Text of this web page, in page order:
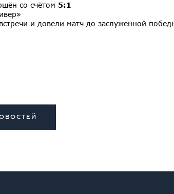
со счётом 5:1
и довели матч до заслуженной